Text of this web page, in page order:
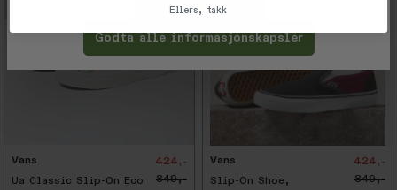
Vans
Ua Classic Slip-On Eco
424,-
849,-
Vans
Slip-On Shoe,
424,-
849,-
Godta alle informasjonskapsler
Ellers, takk